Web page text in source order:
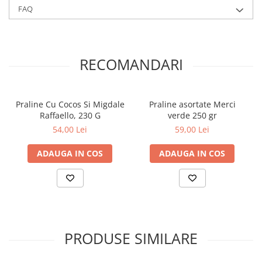
FAQ
RECOMANDARI
Praline Cu Cocos Si Migdale
Raffaello, 230 G
54,00 Lei
ADAUGA IN COS
Praline asortate Merci
verde 250 gr
59,00 Lei
ADAUGA IN COS
PRODUSE SIMILARE